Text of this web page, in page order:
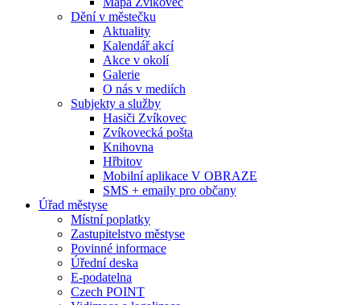
Dění v městečku
Aktuality
Kalendář akcí
Akce v okolí
Galerie
O nás v mediích
Subjekty a služby
Hasiči Zvíkovec
Zvíkovecká pošta
Knihovna
Hřbitov
Mobilní aplikace V OBRAZE
SMS + emaily pro občany
Úřad městyse
Místní poplatky
Zastupitelstvo městyse
Povinné informace
Úřední deska
E-podatelna
Czech POINT